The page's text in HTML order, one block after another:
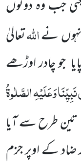
جب وہ دونوں
نےاللّٰہتعالیٰ
جو چادر اوڑھے
وَعَلَیْہِ الصَّلٰوۃُ
تین طرح سے آیا
ضاد کے اوپر جزم